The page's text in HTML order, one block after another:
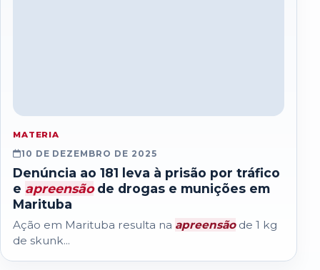
MATERIA
10 DE DEZEMBRO DE 2025
Denúncia ao 181 leva à prisão por tráfico
e apreensãode drogas e munições em
Marituba
Ação em Marituba resulta na apreensãode 1 kg
de skunk...